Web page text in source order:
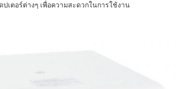
ปเตอร์ต่างๆ เพื่อความสะดวกในการใช้งาน